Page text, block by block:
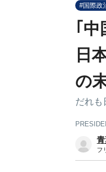
#国際政
｢
日
の
だれも
フ